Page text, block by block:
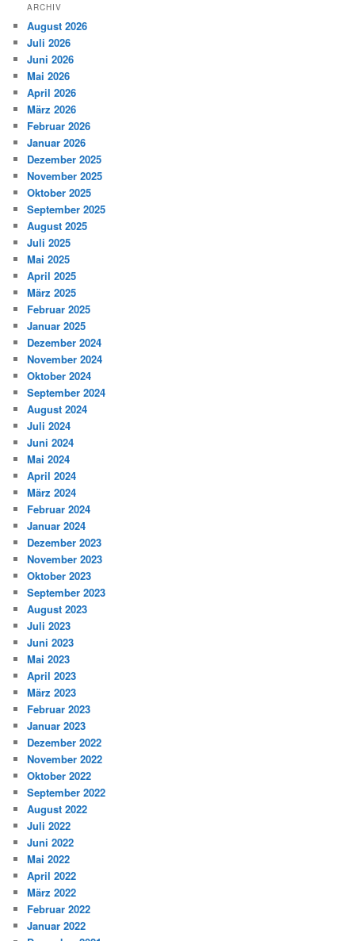
ARCHIV
August 2026
Juli 2026
Juni 2026
Mai 2026
April 2026
März 2026
Februar 2026
Januar 2026
Dezember 2025
November 2025
Oktober 2025
September 2025
August 2025
Juli 2025
Mai 2025
April 2025
März 2025
Februar 2025
Januar 2025
Dezember 2024
November 2024
Oktober 2024
September 2024
August 2024
Juli 2024
Juni 2024
Mai 2024
April 2024
März 2024
Februar 2024
Januar 2024
Dezember 2023
November 2023
Oktober 2023
September 2023
August 2023
Juli 2023
Juni 2023
Mai 2023
April 2023
März 2023
Februar 2023
Januar 2023
Dezember 2022
November 2022
Oktober 2022
September 2022
August 2022
Juli 2022
Juni 2022
Mai 2022
April 2022
März 2022
Februar 2022
Januar 2022